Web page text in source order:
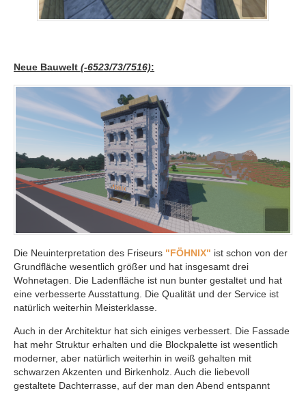
Neue Bauwelt (-6523/73/7516):
Die Neuinterpretation des Friseurs "FÖHNIX" ist schon von der
Grundfläche wesentlich größer und hat insgesamt drei
Wohnetagen. Die Ladenfläche ist nun bunter gestaltet und hat
eine verbesserte Ausstattung. Die Qualität und der Service ist
natürlich weiterhin Meisterklasse.
Auch in der Architektur hat sich einiges verbessert. Die Fassade
hat mehr Struktur erhalten und die Blockpalette ist wesentlich
moderner, aber natürlich weiterhin in weiß gehalten mit
schwarzen Akzenten und Birkenholz. Auch die liebevoll
gestaltete Dachterrasse, auf der man den Abend entspannt